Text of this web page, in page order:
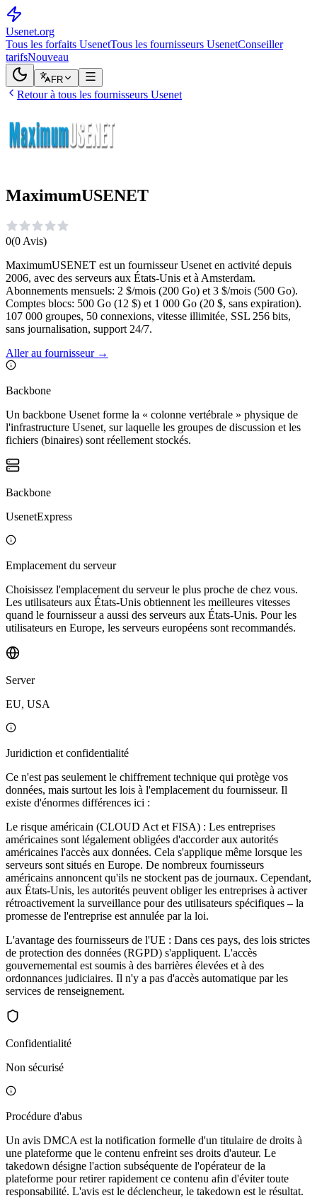
Usenet.org
Tous les forfaits UsenetTous les fournisseurs UsenetConseiller
tarifsNouveau
FR
Retour à tous les fournisseurs Usenet
MaximumUSENET
0(0 Avis)
MaximumUSENET est un fournisseur Usenet en activité depuis
2006, avec des serveurs aux États-Unis et à Amsterdam.
Abonnements mensuels: 2 $/mois (200 Go) et 3 $/mois (500 Go).
Comptes blocs: 500 Go (12 $) et 1 000 Go (20 $, sans expiration).
107 000 groupes, 50 connexions, vitesse illimitée, SSL 256 bits,
sans journalisation, support 24/7.
Aller au fournisseur→
Backbone
Un backbone Usenet forme la « colonne vertébrale » physique de
l'infrastructure Usenet, sur laquelle les groupes de discussion et les
fichiers (binaires) sont réellement stockés.
Backbone
UsenetExpress
Emplacement du serveur
Choisissez l'emplacement du serveur le plus proche de chez vous.
Les utilisateurs aux États-Unis obtiennent les meilleures vitesses
quand le fournisseur a aussi des serveurs aux États-Unis. Pour les
utilisateurs en Europe, les serveurs européens sont recommandés.
Server
EU, USA
Juridiction et confidentialité
Ce n'est pas seulement le chiffrement technique qui protège vos
données, mais surtout les lois à l'emplacement du fournisseur. Il
existe d'énormes différences ici :
Le risque américain (CLOUD Act et FISA) : Les entreprises
américaines sont légalement obligées d'accorder aux autorités
américaines l'accès aux données. Cela s'applique même lorsque les
serveurs sont situés en Europe. De nombreux fournisseurs
américains annoncent qu'ils ne stockent pas de journaux. Cependant,
aux États-Unis, les autorités peuvent obliger les entreprises à activer
rétroactivement la surveillance pour des utilisateurs spécifiques – la
promesse de l'entreprise est annulée par la loi.
L'avantage des fournisseurs de l'UE : Dans ces pays, des lois strictes
de protection des données (RGPD) s'appliquent. L'accès
gouvernemental est soumis à des barrières élevées et à des
ordonnances judiciaires. Il n'y a pas d'accès automatique par les
services de renseignement.
Confidentialité
Non sécurisé
Procédure d'abus
Un avis DMCA est la notification formelle d'un titulaire de droits à
une plateforme que le contenu enfreint ses droits d'auteur. Le
takedown désigne l'action subséquente de l'opérateur de la
plateforme pour retirer rapidement ce contenu afin d'éviter toute
responsabilité. L'avis est le déclencheur, le takedown est le résultat.